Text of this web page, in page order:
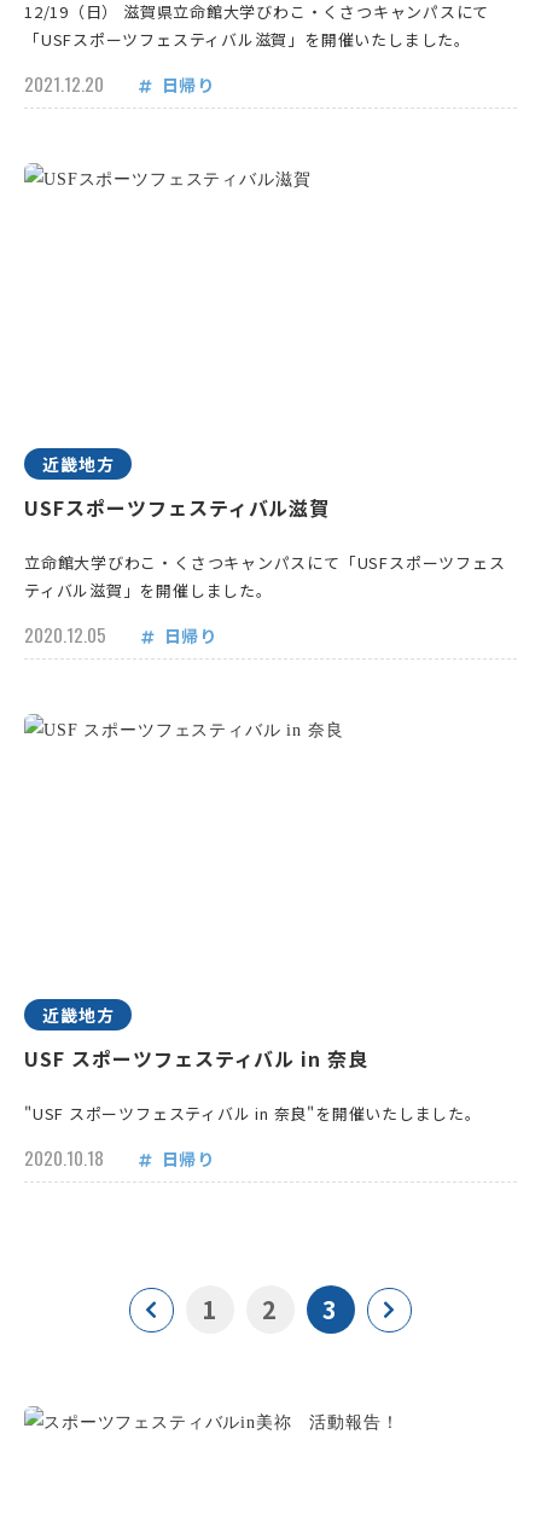
12/19（日） 滋賀県立命館大学びわこ・くさつキャンパスにて
「USFスポーツフェスティバル滋賀」を開催いたしました。
2021.12.20 日帰り
近畿地方
USFスポーツフェスティバル滋賀
立命館大学びわこ・くさつキャンパスにて「USFスポーツフェス
ティバル滋賀」を開催しました。
2020.12.05 日帰り
近畿地方
USF スポーツフェスティバル in 奈良
"USF スポーツフェスティバル in 奈良"を開催いたしました。
2020.10.18 日帰り
1 2 3